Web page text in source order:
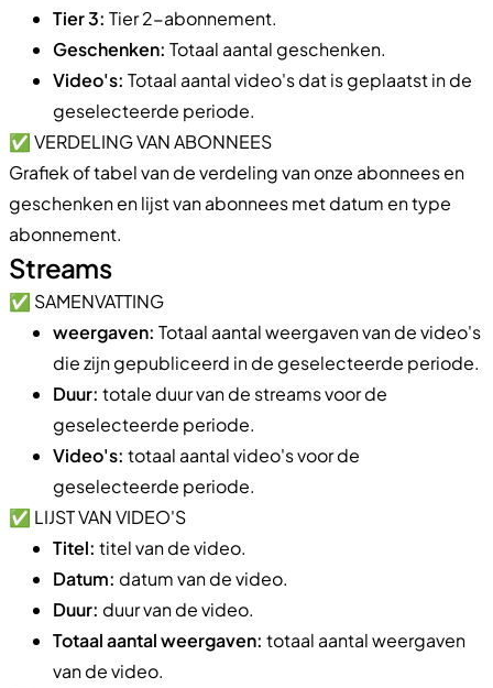
Tier 3: Tier 2-abonnement.
Geschenken: Totaal aantal geschenken.
Video's: Totaal aantal video's dat is geplaatst in de
geselecteerde periode.
✅ VERDELING VAN ABONNEES
Grafiek of tabel van de verdeling van onze abonnees en
geschenken en lijst van abonnees met datum en type
abonnement.
Streams
✅ SAMENVATTING
weergaven: Totaal aantal weergaven van de video's
die zijn gepubliceerd in de geselecteerde periode.
Duur: totale duur van de streams voor de
geselecteerde periode.
Video's: totaal aantal video's voor de
geselecteerde periode.
✅ LIJST VAN VIDEO'S
Titel: titel van de video.
Datum: datum van de video.
Duur: duur van de video.
Totaal aantal weergaven: totaal aantal weergaven
van de video.